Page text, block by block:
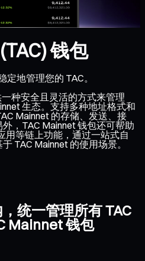
钱包
地管理您的 TAC。
种安全且灵活的方式来管理
生态。支持多种地址格式和
Mainnet 的存储、发送、接
，TAC Mainnet 钱包还可帮助
用等链上功能，通过一站式自
TAC Mainnet 的使用场景。
统一管理所有 TAC
Mainnet 钱包